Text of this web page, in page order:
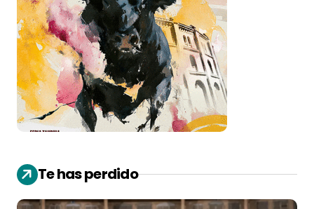
Te has perdido